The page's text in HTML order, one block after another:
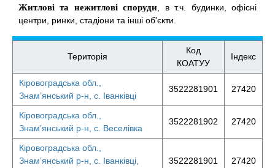
Житлові та нежитлові споруди , в т.ч. будинки, офісні
центри, ринки, стадіони та інші об'єкти.
Територія
Код
КОАТУУ
Індекс
Кіровоградська обл.,
Знам’янський р-н, с. Іванківці
3522281901 27420
Кіровоградська обл.,
Знам’янський р-н, с. Веселівка
3522281902 27420
Кіровоградська обл.,
Знам’янський р-н, с. Іванківці,
3522281901 27420